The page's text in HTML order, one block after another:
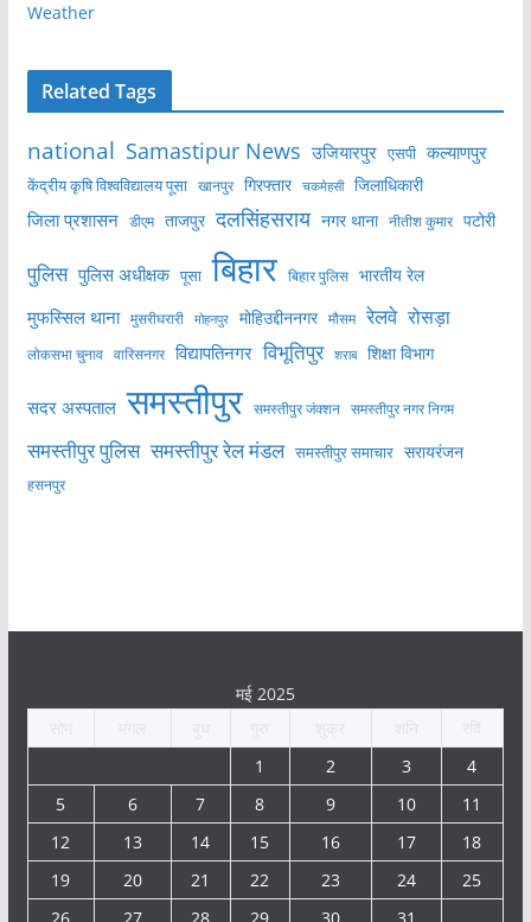
Weather
Related Tags
national Samastipur News उजियारपुर एसपी कल्याणपुर
केंद्रीय कृषि विश्वविद्यालय पूसा खानपुर गिरफ्तार चकमेहसी जिलाधिकारी
जिला प्रशासन डीएम ताजपुर दलसिंहसराय नगर थाना नीतीश कुमार पटोरी
पुलिस पुलिस अधीक्षक पूसा बिहार बिहार पुलिस भारतीय रेल
मुफस्सिल थाना मुसरीघरारी मोहनपुर मोहिउद्दीननगर मौसम रेलवे रोसड़ा
लोकसभा चुनाव वारिसनगर विद्यापतिनगर विभूतिपुर शराब शिक्षा विभाग
सदर अस्पताल समस्तीपुर समस्तीपुर जंक्शन समस्तीपुर नगर निगम
समस्तीपुर पुलिस समस्तीपुर रेल मंडल समस्तीपुर समाचार सरायरंजन
हसनपुर
मई 2025
1
2 3
4
5
6 7 8 9 10
11
12
13 14 15 16 17
18
19
20 21 22 23 24
25